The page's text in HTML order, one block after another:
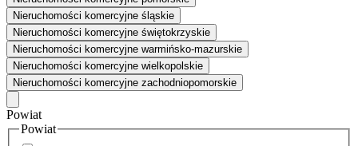
Nieruchomości komercyjne śląskie
Nieruchomości komercyjne świętokrzyskie
Nieruchomości komercyjne warmińsko-mazurskie
Nieruchomości komercyjne wielkopolskie
Nieruchomości komercyjne zachodniopomorskie
Powiat
Powiat